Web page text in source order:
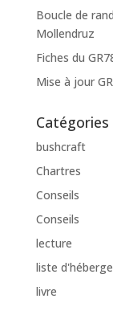
Boucle de
Mollendruz
Fiches du
Mise à jour
Catégories
bushcraft
Chartres
Conseils
Conseils
lecture
liste
livre